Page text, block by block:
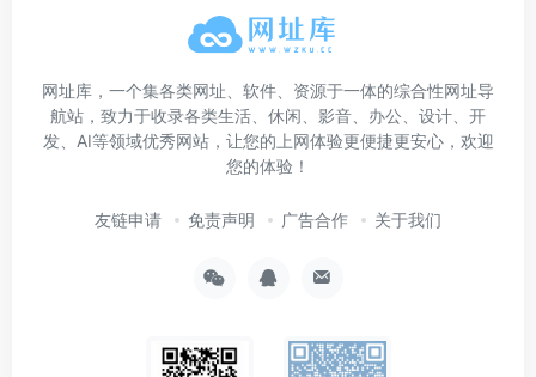
网址库，一个集各类网址、软件、资源于一体的综合性网址导
航站，致力于收录各类生活、休闲、影音、办公、设计、开
发、AI等领域优秀网站，让您的上网体验更便捷更安心，欢迎
您的体验！
友链申请 免责声明 广告合作 关于我们